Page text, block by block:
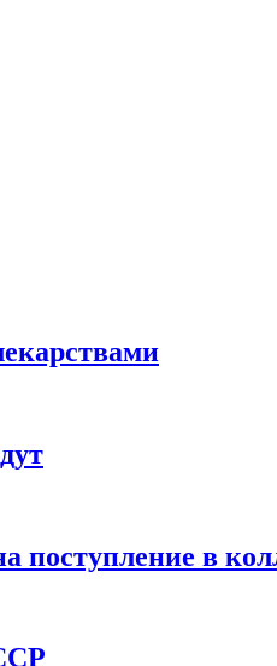
поступление в